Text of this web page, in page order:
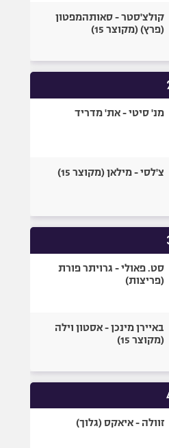
אופניים
כדורמים
פוטבול אמריקאי NFL
בייסבול MLB
קולצ'סטר - סאותהמפטון
(פרץ) (מקוצר 15)
מנ' סיטי - את' מדריד
צ'לסי - מילאן (מקוצר 15)
סט. פאולי - גרויתר פורת
(פריצות)
באיירן מינכן - אסטון וילה
(מקוצר 15)
זוולה - איאקס (גלוך)